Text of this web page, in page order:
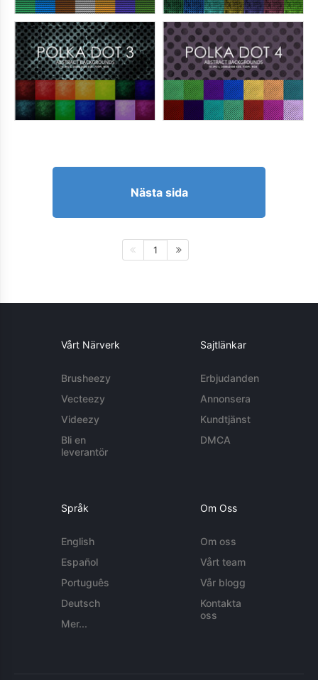
Nästa sida
1
Vårt Närverk
Brusheezy
Vecteezy
Videezy
Bli en
leverantör
Sajtlänkar
Erbjudanden
Annonsera
Kundtjänst
DMCA
Språk
English
Español
Português
Deutsch
Mer...
Om Oss
Om oss
Vårt team
Vår blogg
Kontakta
oss